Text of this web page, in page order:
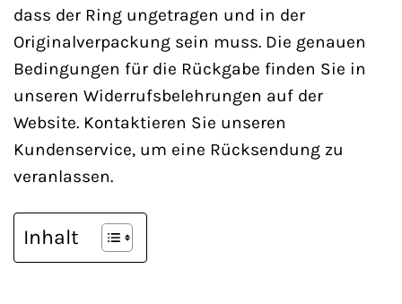
dass der Ring ungetragen und in der
Originalverpackung sein muss. Die genauen
Bedingungen für die Rückgabe finden Sie in
unseren Widerrufsbelehrungen auf der
Website. Kontaktieren Sie unseren
Kundenservice, um eine Rücksendung zu
veranlassen.
Inhalt